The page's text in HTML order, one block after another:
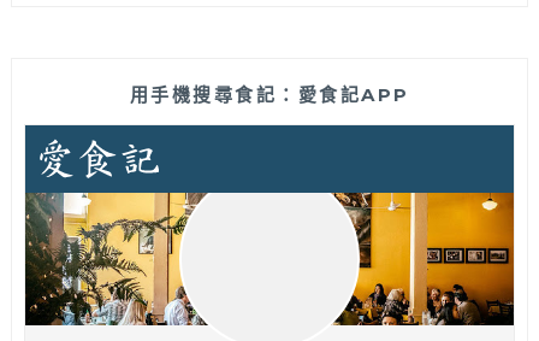
用手機搜尋食記：愛食記APP